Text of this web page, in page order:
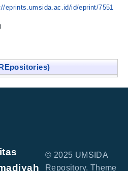
eprints.umsida.ac.id/id/eprint/7551
© 2025 UMSIDA
Repository. Theme